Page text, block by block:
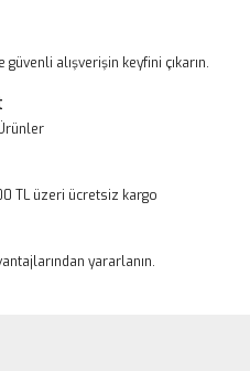
Yaz
veya görüntülenemiyor.
olmalı.
alışverişin keyfini çıkarın.
TL üzeri ücretsiz kargo
yararlanın.